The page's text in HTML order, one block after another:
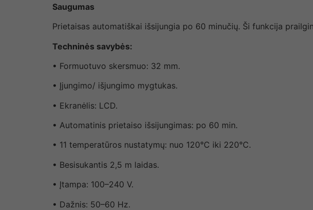
Saugumas
Prietaisas automatiškai išsijungia po 60 minučių. Ši funkcija
Techninės savybės:
• Formuotuvo skersmuo: 32 mm.
• Įjungimo/ išjungimo mygtukas.
• Ekranėlis: LCD.
• Automatinis prietaiso išsijungimas: po 60 min.
• 11 temperatūros nustatymų: nuo 120°C iki 220°C.
• Besisukantis 2,5 m laidas.
• Įtampa: 100–240 V.
• Dažnis: 50–60 Hz.